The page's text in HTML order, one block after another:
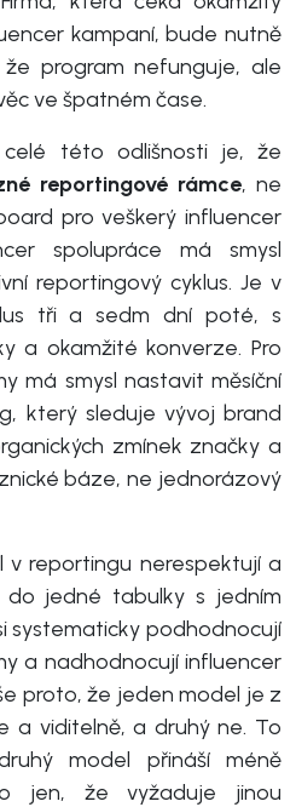
kampaní, bude nutně
program nefunguje, ale
ve špatném čase.
celé této odlišnosti je, že
reportingové rámce, ne
pro veškerý influencer
spolupráce má smysl
reportingový cyklus. Je v
tři a sedm dní poté, s
a okamžité konverze. Pro
má smysl nastavit měsíční
který sleduje vývoj brand
zmínek značky a
báze, ne jednorázový
v reportingu nerespektují a
jedné tabulky s jedním
systematicky podhodnocují
a nadhodnocují influencer
proto, že jeden model je z
a viditelně, a druhý ne. To
model přináší méně
jen, že vyžaduje jinou